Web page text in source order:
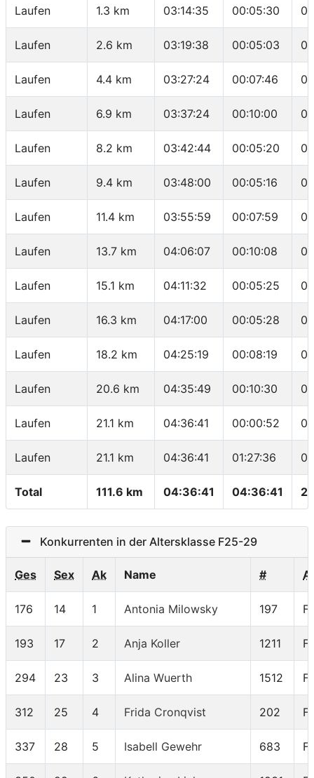
Laufen 1.3 km 03:14:35 00:05:30
Laufen 2.6 km 03:19:38 00:05:03
Laufen 4.4 km 03:27:24 00:07:46
Laufen 6.9 km 03:37:24 00:10:00
Laufen 8.2 km 03:42:44 00:05:20
Laufen 9.4 km 03:48:00 00:05:16
Laufen 11.4 km 03:55:59 00:07:59
Laufen 13.7 km 04:06:07 00:10:08
Laufen 15.1 km 04:11:32 00:05:25
Laufen 16.3 km 04:17:00 00:05:28
Laufen 18.2 km 04:25:19 00:08:19
Laufen 20.6 km 04:35:49 00:10:30
Laufen 21.1 km 04:36:41 00:00:52
Laufen 21.1 km 04:36:41 01:27:36
Total 111.6 km 04:36:41 04:36:41
Konkurrenten in der Altersklasse F25-29
Ges Sex Ak Name #
176 14 1 Antonia Milowsky 197
193 17 2 Anja Koller 1211
294 23 3 Alina Wuerth 1512
312 25 4 Frida Cronqvist 202
337 28 5 Isabell Gewehr 683